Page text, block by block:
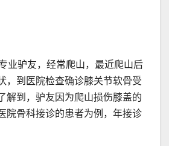
业驴友，经常爬山，最近爬山后
，到医院检查确诊膝关节软骨受
解到，驴友因为爬山损伤膝盖的
院骨科接诊的患者为例，年接诊